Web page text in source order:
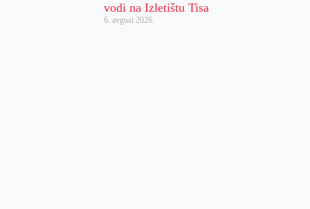
vodi na Izletištu Tisa
6. avgust 2026.